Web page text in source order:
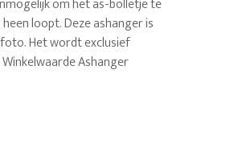
om het as-bolletje te
loopt. Deze ashanger is
Het wordt exclusief
Ashanger